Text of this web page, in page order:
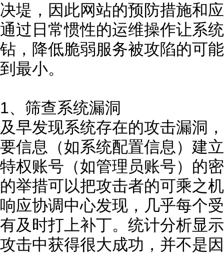
决堤，因此网站的预防措施和
通过日常惯性的运维操作让系
钻，降低脆弱服务被攻陷的可
到最小。
1、筛查系统漏洞
及早发现系统存在的攻击漏洞
要信息（如系统配置信息）建
特权账号（如管理员账号）的
的举措可以把攻击者的可乘之
响应协调中心发现，几乎每个
有及时打上补丁。统计分析显
攻击中获得很大成功，并不是